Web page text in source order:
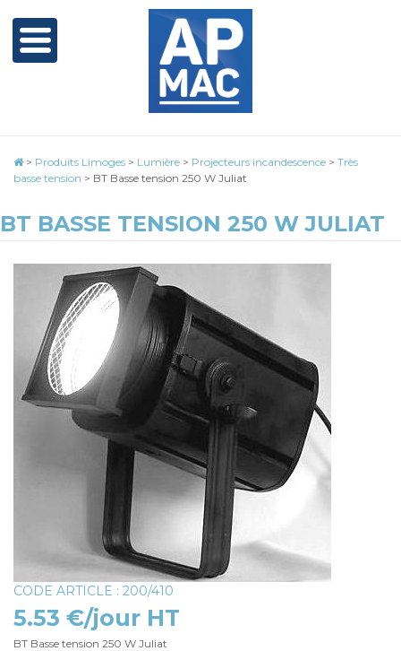
> Produits Limoges > Lumière > Projecteurs incandescence > Très
basse tension > BT Basse tension 250 W Juliat
BT BASSE TENSION 250 W JULIAT
CODE ARTICLE : 200/410
5.53 €/jour HT
BT Basse tension 250 W Juliat